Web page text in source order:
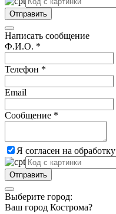
Отправить
Написать сообщение
Ф.И.О. *
Телефон *
Email
Сообщение *
Я согласен на обработку
Отправить
Выберите город:
Ваш город Кострома?